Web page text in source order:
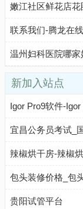
联系我们-腾龙在
新加入站点
包头装修价格_包
贵阳试管平台